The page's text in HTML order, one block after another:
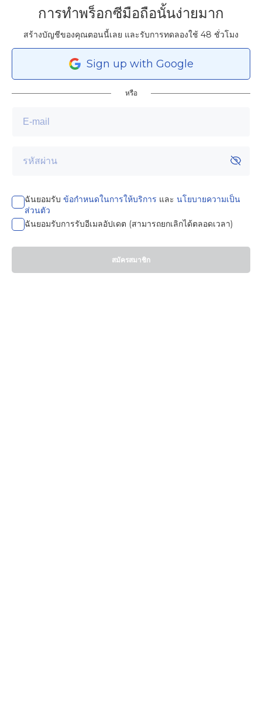
ให้บริการพร็อกซี่อื่น ๆ คุณต้องเชื่อมั่นในความเป็นส่วนตัวของ
พร็อกซี่ "โดยความเชื่อ" แต่ในกรณีของ iProxy คุณเป็นคน
สร้างการเข้าถึงพร็อกซี่ของคุณเองและเป็นคนเดียวที่กำหนดว่า
ใครสามารถเชื่อมต่อได้
การทำพร็อกซีมือถือนั้นง่ายมาก
สร้างบัญชีของคุณตอนนี้เลย และรับการทดลองใช้ 48 ชั่วโมง
Sign up with Google
หรือ
ฉันยอมรับ ข้อกำหนดในการให้บริการ และ นโยบายความเป็น
ส่วนตัว
ฉันยอมรับการรับอีเมลอัปเดต (สามารถยกเลิกได้ตลอดเวลา)
สมัครสมาชิก